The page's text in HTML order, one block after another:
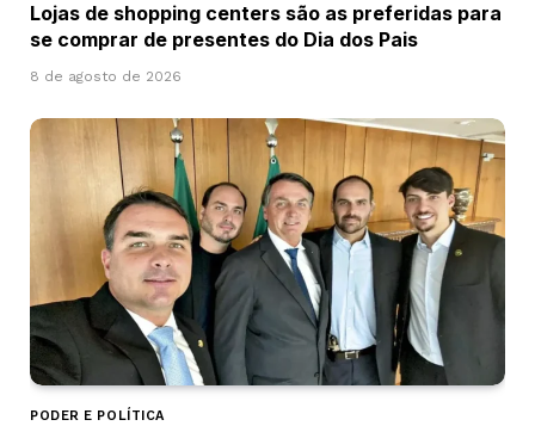
Lojas de shopping centers são as preferidas para
se comprar de presentes do Dia dos Pais
8 de agosto de 2026
PODER E POLÍTICA